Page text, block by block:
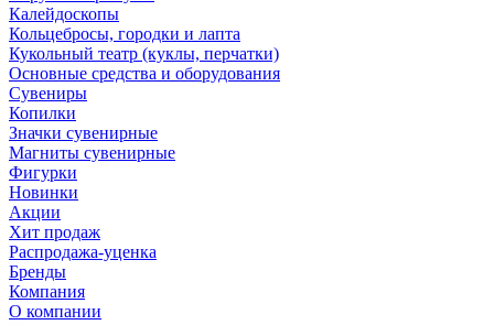
Калейдоскопы
Кольцебросы, городки и лапта
Кукольный театр (куклы, перчатки)
Основные средства и оборудования
Сувениры
Копилки
Значки сувенирные
Магниты сувенирные
Фигурки
Новинки
Акции
Хит продаж
Распродажа-уценка
Бренды
Компания
О компании